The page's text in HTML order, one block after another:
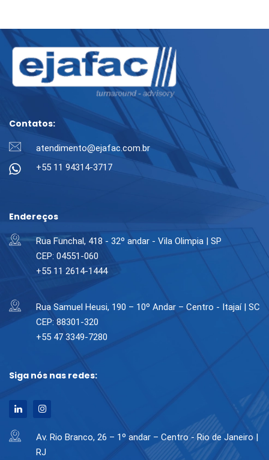
Contatos:
atendimento@ejafac.com.br
+55 11 94314-3717
Endereços
Rua Funchal, 418 - 32º andar - Vila Olimpia | SP
CEP: 04551-060
+55 11 2614-1444
Rua Samuel Heusi, 190 – 10º Andar – Centro - Itajaí | SC
CEP: 88301-320
+55 47 3349-7280
Siga nós nas redes:
Av. Rio Branco, 26 – 1º andar – Centro - Rio de Janeiro |
RJ